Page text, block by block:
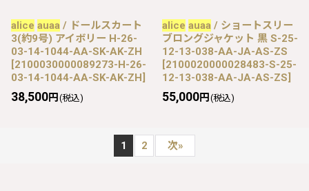
alice auaa / ドールスカート
3(約9号) アイボリー H-26-
03-14-1044-AA-SK-AK-ZH
[2100030000089273-H-26-
03-14-1044-AA-SK-AK-ZH]
38,500円 (税込)
alice auaa / ショートスリー
ブロングジャケット 黒 S-25-
12-13-038-AA-JA-AS-ZS
[2100020000028483-S-25-
12-13-038-AA-JA-AS-ZS]
55,000円 (税込)
1 2 次»